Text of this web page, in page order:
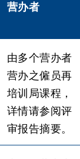
营办者
由多个营办者
营办之僱员再
培训局课程，
详情请参阅评
审报告摘要。